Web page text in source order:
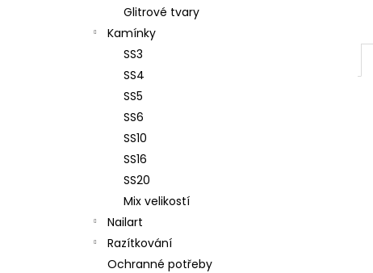
Glitrové tvary
Kamínky
SS3
SS4
SS5
SS6
SS10
SS16
SS20
Mix velikostí
Nailart
Razítkování
Ochranné potřeby